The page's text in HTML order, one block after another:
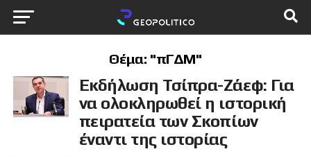
Θέμα: "πΓΔΜ"
Εκδήλωση Τσίπρα-Ζάεφ: Για
να ολοκληρωθεί η ιστορική
πειρατεία των Σκοπίων
έναντι της ιστορίας